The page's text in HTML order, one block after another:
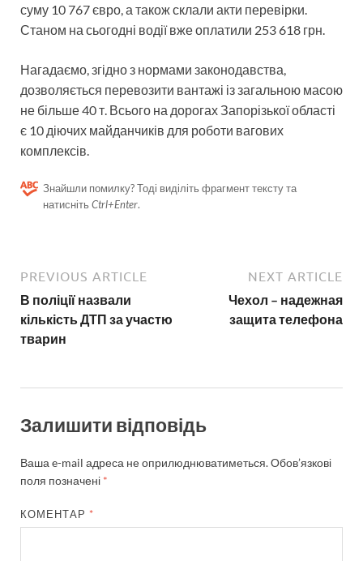
суму 10 767 євро, а також склали акти перевірки.
Станом на сьогодні водії вже оплатили 253 618 грн.
Нагадаємо, згідно з нормами законодавства,
дозволяється перевозити вантажі із загальною масою
не більше 40 т. Всього на дорогах Запорізької області
є 10 діючих майданчиків для роботи вагових
комплексів.
Знайшли помилку? Тоді виділіть фрагмент тексту та
натисніть Ctrl+Enter.
PREVIOUS ARTICLE
В поліції назвали
кількість ДТП за участю
тварин
NEXT ARTICLE
Чехол – надежная
защита телефона
Залишити відповідь
Ваша e-mail адреса не оприлюднюватиметься.Обов’язкові
поля позначені *
КОМЕНТАР *